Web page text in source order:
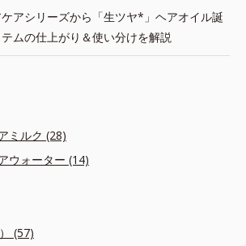
ケアシリーズから「生ツヤ*」ヘアオイル誕
ムの仕上がり＆使い分けを解説
ミルク (28)
ウォーター (14)
(57)